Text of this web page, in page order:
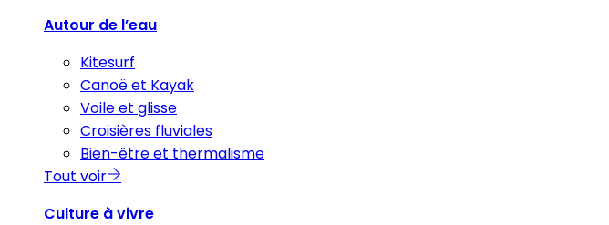
Autour de l’eau
Kitesurf
Canoë et Kayak
Voile et glisse
Croisières fluviales
Bien-être et thermalisme
Tout voir
Culture à vivre